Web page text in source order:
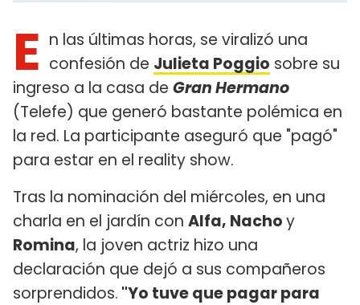
E n las últimas horas, se viralizó una
confesión de Julieta Poggio sobre su
ingreso a la casa de Gran Hermano
(Telefe) que generó bastante polémica en
la red. La participante aseguró que "pagó"
para estar en el reality show.
Tras la nominación del miércoles, en una
charla en el jardín con Alfa, Nachoy
Romina, la joven actriz hizo una
declaración que dejó a sus compañeros
sorprendidos. "Yo tuve que pagar para